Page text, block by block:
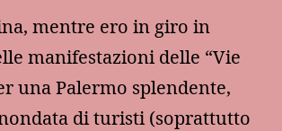
mentre ero in giro in
manifestazioni delle “Vie
una Palermo splendente,
di turisti (soprattutto